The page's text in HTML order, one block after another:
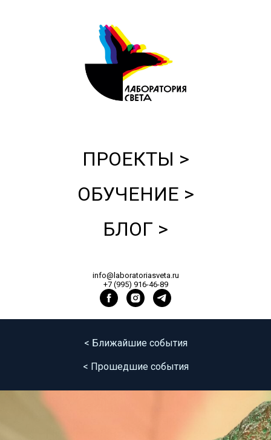
ПРОЕКТЫ >
ОБУЧЕНИЕ >
БЛОГ >
info@laboratoriasveta.ru
+7 (995) 916-46-89
< Ближайшие события
< Прошедшие события